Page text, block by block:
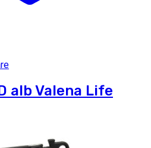
alb Valena Life